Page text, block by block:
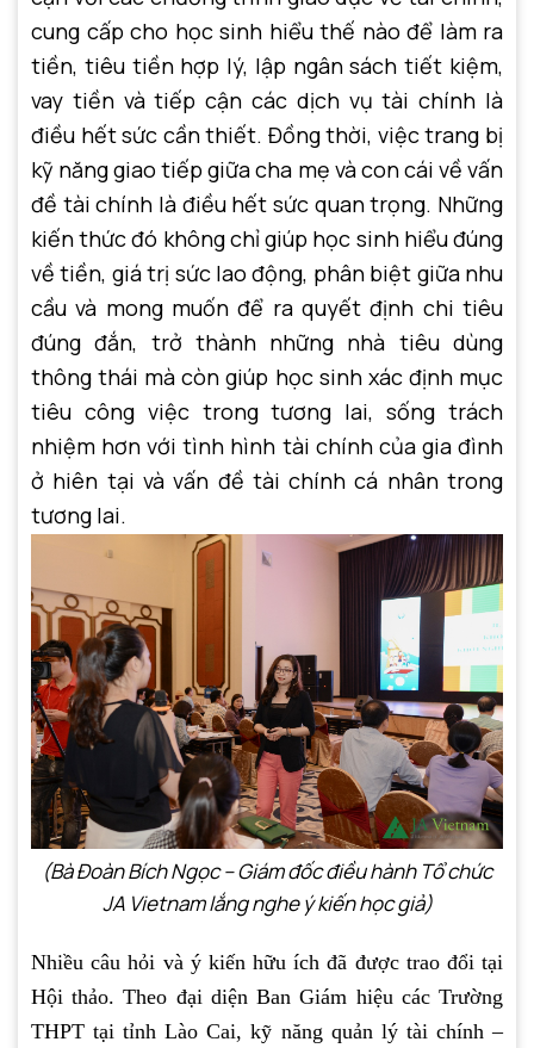
cung cấp cho học sinh hiểu thế nào để làm ra
tiền, tiêu tiền hợp lý, lập ngân sách tiết kiệm,
vay tiền và tiếp cận các dịch vụ tài chính là
điều hết sức cần thiết. Đồng thời, việc trang bị
kỹ năng giao tiếp giữa cha mẹ và con cái về vấn
đề tài chính là điều hết sức quan trọng. Những
kiến thức đó không chỉ giúp học sinh hiểu đúng
về tiền, giá trị sức lao động, phân biệt giữa nhu
cầu và mong muốn để ra quyết định chi tiêu
đúng đắn, trở thành những nhà tiêu dùng
thông thái mà còn giúp học sinh xác định mục
tiêu công việc trong tương lai, sống trách
nhiệm hơn với tình hình tài chính của gia đình
ở hiên tại và vấn đề tài chính cá nhân trong
tương lai.
(Bà Đoàn Bích Ngọc – Giám đốc điều hành Tổ chức
JA Vietnam lắng nghe ý kiến học giả)
Nhiều câu hỏi và ý kiến hữu ích đã được trao đổi tại
Hội thảo. Theo đại diện Ban Giám hiệu các Trường
THPT tại tỉnh Lào Cai, kỹ năng quản lý tài chính –